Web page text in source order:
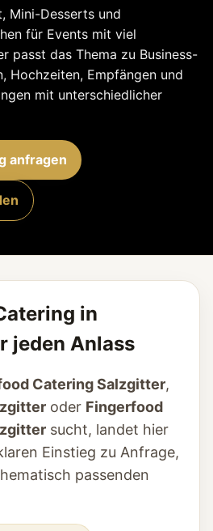
Mini-Desserts und
für Events mit viel
passt das Thema zu Business-
Hochzeiten, Empfängen und
mit unterschiedlicher
anfragen
in
jeden Anlass
Catering Salzgitter,
oder Fingerfood
sucht, landet hier
Einstieg zu Anfrage,
passenden